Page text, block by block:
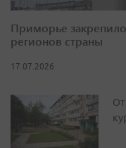
Приморье
регионов страны
17.07.2026